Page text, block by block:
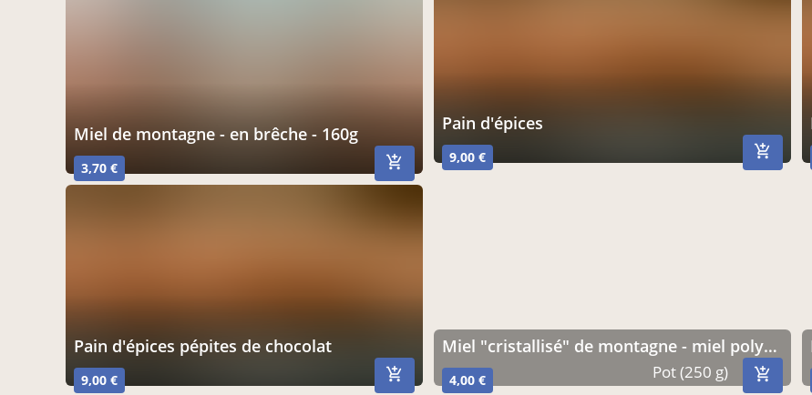
miel de montagne - en brêche - 160g
3,70 €
Pain d'épices
9,00 €
Pain d'épices pépites de chocolat
9,00 €
miel "cristallisé" de montagne - miel polyfloral - 250g
4,00 € Pot (250 g)